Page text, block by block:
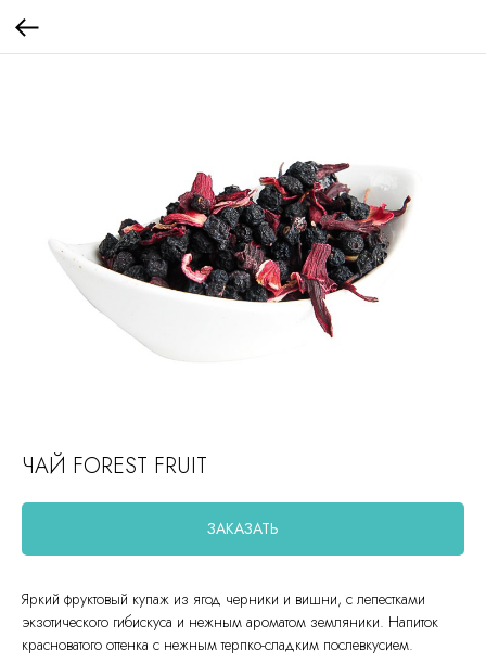
ЧАЙ FOREST FRUIT
ЗАКАЗАТЬ
Яркий фруктовый купаж из ягод черники и вишни, с лепестками
экзотического гибискуса и нежным ароматом земляники. Напиток
красноватого оттенка с нежным терпко-сладким послевкусием.